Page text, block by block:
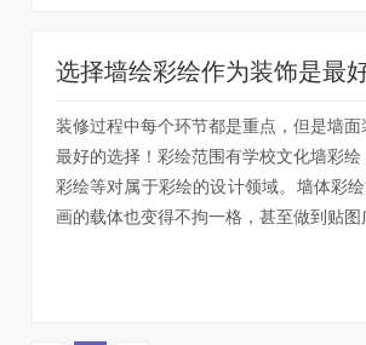
选择墙绘彩绘作为装饰是最
装修过程中每个环节都是重点，但是墙
最好的选择！彩绘范围有学校文化墙彩
彩绘等对属于彩绘的设计领域。墙体彩
画的载体也变得不拘一格，甚至做到贴